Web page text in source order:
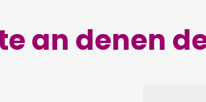
an denen